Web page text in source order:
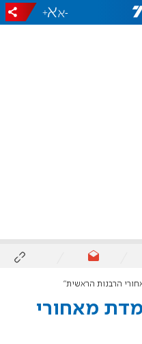
-
+
הרבנות הראשית"
מאחורי